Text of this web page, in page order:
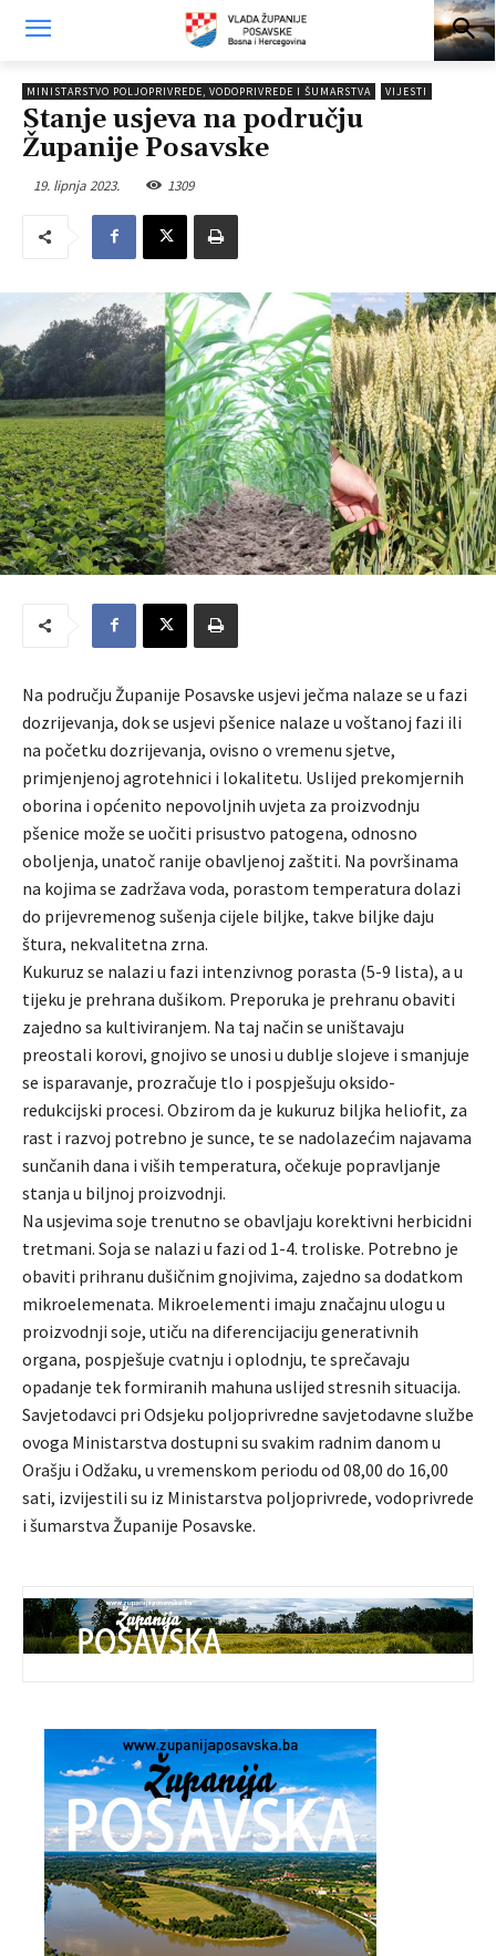
MINISTARSTVO POLJOPRIVREDE, VODOPRIVREDE I ŠUMARSTVA VIJESTI
Stanje usjeva na području
Županije Posavske
19. lipnja 2023. 1309
Na području Županije Posavske usjevi ječma nalaze se u fazi
dozrijevanja, dok se usjevi pšenice nalaze u voštanoj fazi ili
na početku dozrijevanja, ovisno o vremenu sjetve,
primjenjenoj agrotehnici i lokalitetu. Uslijed prekomjernih
oborina i općenito nepovoljnih uvjeta za proizvodnju
pšenice može se uočiti prisustvo patogena, odnosno
oboljenja, unatoč ranije obavljenoj zaštiti. Na površinama
na kojima se zadržava voda, porastom temperatura dolazi
do prijevremenog sušenja cijele biljke, takve biljke daju
štura, nekvalitetna zrna.
Kukuruz se nalazi u fazi intenzivnog porasta (5-9 lista), a u
tijeku je prehrana dušikom. Preporuka je prehranu obaviti
zajedno sa kultiviranjem. Na taj način se uništavaju
preostali korovi, gnojivo se unosi u dublje slojeve i smanjuje
se isparavanje, prozračuje tlo i pospješuju oksido-
redukcijski procesi. Obzirom da je kukuruz biljka heliofit, za
rast i razvoj potrebno je sunce, te se nadolazećim najavama
sunčanih dana i viših temperatura, očekuje popravljanje
stanja u biljnoj proizvodnji.
Na usjevima soje trenutno se obavljaju korektivni herbicidni
tretmani. Soja se nalazi u fazi od 1-4. troliske. Potrebno je
obaviti prihranu dušičnim gnojivima, zajedno sa dodatkom
mikroelemenata. Mikroelementi imaju značajnu ulogu u
proizvodnji soje, utiču na diferencijaciju generativnih
organa, pospješuje cvatnju i oplodnju, te sprečavaju
opadanje tek formiranih mahuna uslijed stresnih situacija.
Savjetodavci pri Odsjeku poljoprivredne savjetodavne službe
ovoga Ministarstva dostupni su svakim radnim danom u
Orašju i Odžaku, u vremenskom periodu od 08,00 do 16,00
sati, izvijestili su iz Ministarstva poljoprivrede, vodoprivrede
i šumarstva Županije Posavske.